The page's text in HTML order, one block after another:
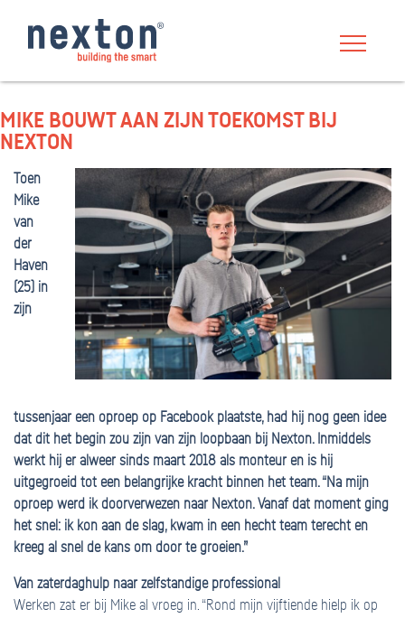
MIKE BOUWT AAN ZIJN TOEKOMST BIJ
NEXTON
Toen
Mike
van
der
Haven
(25) in
zijn
tussenjaar een oproep op Facebook plaatste, had hij nog geen idee
dat dit het begin zou zijn van zijn loopbaan bij Nexton. Inmiddels
werkt hij er alweer sinds maart 2018 als monteur en is hij
uitgegroeid tot een belangrijke kracht binnen het team. “Na mijn
oproep werd ik doorverwezen naar Nexton. Vanaf dat moment ging
het snel: ik kon aan de slag, kwam in een hecht team terecht en
kreeg al snel de kans om door te groeien.”
Van zaterdaghulp naar zelfstandige professional
Werken zat er bij Mike al vroeg in. “Rond mijn vijftiende hielp ik op